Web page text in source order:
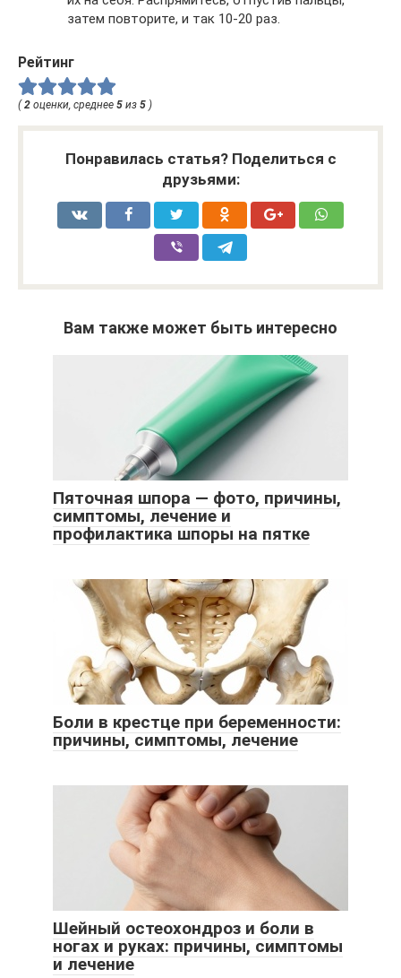
затем повторите, и так 10-20 раз.
Рейтинг
( 2 оценки, среднее 5 из 5 )
Понравилась статья? Поделиться с
друзьями:
Вам также может быть интересно
Пяточная шпора — фото, причины,
симптомы, лечение и
профилактика шпоры на пятке
Боли в крестце при беременности:
причины, симптомы, лечение
Шейный остеохондроз и боли в
ногах и руках: причины, симптомы
и лечение